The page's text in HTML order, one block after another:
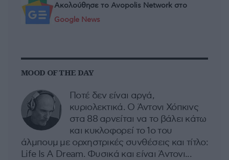
Ακολούθησε το Avopolis Network στο
Google News
MOOD OF THE DAY
Ποτέ δεν είναι αργά,
κυριολεκτικά. Ο Άντονι Χόπκινς
στα 88 αρνείται να το βάλει κάτω
και κυκλοφορεί το 1ο του
άλμπουμ με ορχηστρικές συνθέσεις και τίτλο:
Life Is A Dream. Φυσικά και είναι Άντονι...